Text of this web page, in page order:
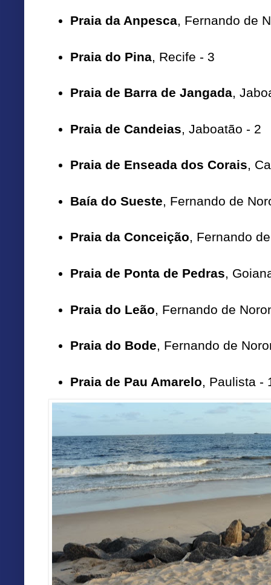
Praia da Anpesca, Fernando de
Praia do Pina, Recife - 3
Praia de Barra de Jangada,
Praia de Candeias, Jaboatão - 2
Praia de Enseada dos Corais,
Baía do Sueste, Fernando de
Praia da Conceição, Fernando
Praia de Ponta de Pedras,
Praia do Leão , Fernando de
Praia do Bode, Fernando de
Praia de Pau Amarelo, Paulista -